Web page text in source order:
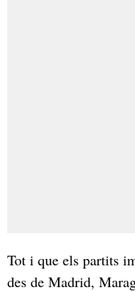
Tot i que els partits
des de Madrid,